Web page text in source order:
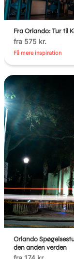
Fra Orlando: Tur til
fra 575 kr.
Få mere inspiration
Orlando
den anden verden